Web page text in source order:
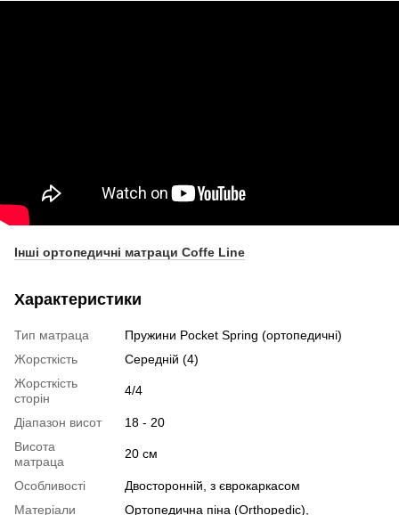
Інші ортопедичні матраци Coffe Line
Характеристики
Тип матраца
Пружини Pocket Spring (ортопедичні)
Жорсткість
Середній (4)
Жорсткість
сторін
4/4
Діапазон висот
18 - 20
Висота
матраца
20 см
Особливості
Двосторонній, з єврокаркасом
Матеріали
Ортопедична піна (Orthopedic),